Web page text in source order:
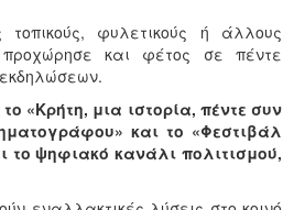
φυλετικούς ή άλλους
προχώρησε και φέτος σε πέντε
«Κρήτη, μια ιστορία, πέντε συν
και το «Φεστιβάλ
το ψηφιακό κανάλι πολιτισμού,